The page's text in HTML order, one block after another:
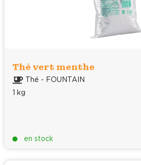
Thé vert menthe
Thé - FOUNTAIN
1 kg
en stock